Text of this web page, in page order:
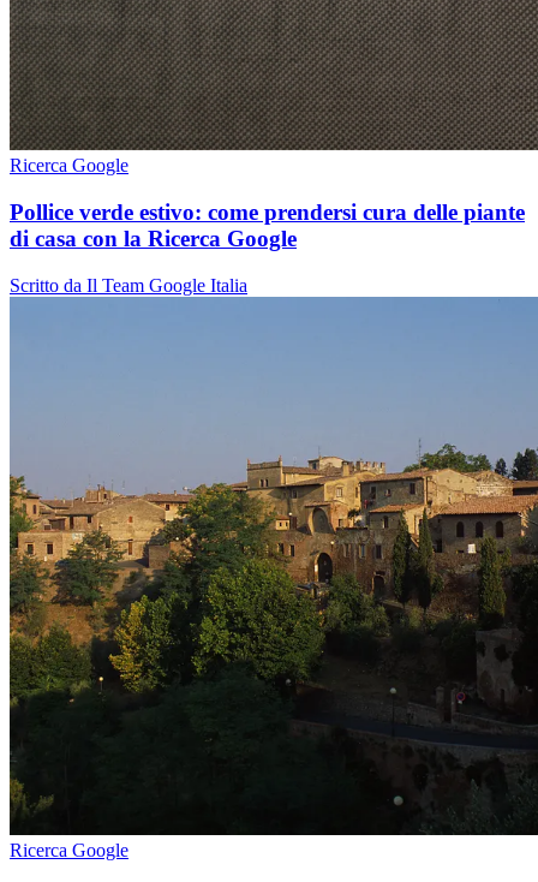
Ricerca Google
Pollice verde estivo: come prendersi cura delle piante
di casa con la Ricerca Google
Scritto da Il Team Google Italia
Ricerca Google